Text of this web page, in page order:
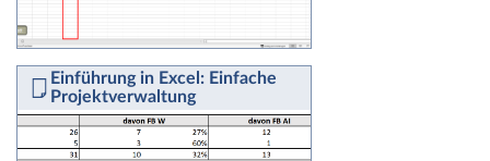
Einführung in Excel: Einfache
Projektverwaltung